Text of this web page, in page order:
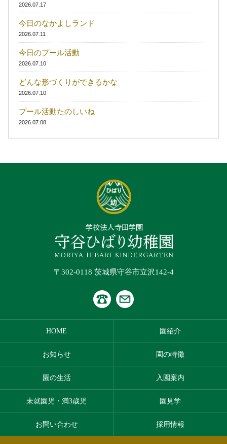
2026.07.17
今日のなかよしランド
2026.07.11
今日のプール活動
2026.07.10
どんな形づくりができるかな
2026.07.10
プール活動たのしいね
2026.07.08
〒302-0118 茨城県守谷市立沢142-4
HOME 園紹介
お知らせ 園の特徴
園の生活 入園案内
未就園児・満3歳児 園見学
お問い合わせ 採用情報